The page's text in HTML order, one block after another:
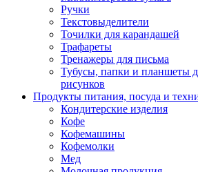
Ручки
Текстовыделители
Точилки для карандашей
Трафареты
Тренажеры для письма
Тубусы, папки и планшеты
рисунков
Продукты питания, посуда и
Кондитерские изделия
Кофе
Кофемашины
Кофемолки
Мед